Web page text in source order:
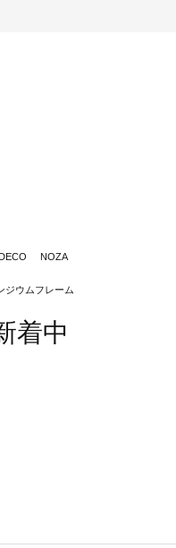
NOZA
ジウムフレーム
着中